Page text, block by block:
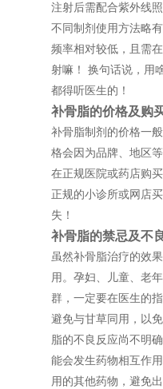
注射后需配合紫外线
不同制剂使用方法略
频率相对较低，且需
射嘛！ 换句话说，用
都得听医生的！
补骨脂的价格及购
补骨脂制剂的价格一
格会因为品牌、地区
在正规医院或药店购
正规的小诊所或网店
失！
补骨脂的禁忌及不
虽然补骨脂治疗的效
用。孕妇、儿童、老
群，一定要在医生的
避免与甘草同用，以
脂的不良反应尚不明
能会发生药物相互作
用的其他药物，避免